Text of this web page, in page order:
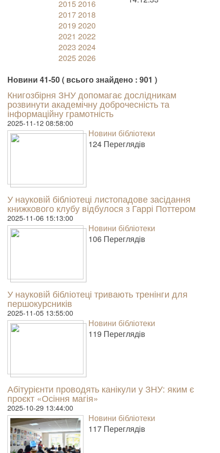
2015 2016
20172018
2019 2020
2021 2022
2023 2024
2025 2026
Новини 41-50 ( всього знайдено : 901 )
Книгозбірня ЗНУ допомагає дослідникам
розвинути академічну доброчесність та
інформаційну грамотність
2025-11-12 08:58:00
Новини бібліотеки
124 Пере­гля­дів
У науковій бібліотеці листопадове засідання
книжкового клубу відбулося з Гаррі Поттером
2025-11-06 15:13:00
Новини бібліотеки
106 Пере­гля­дів
У науковій бібліотеці тривають тренінги для
першокурсників
2025-11-05 13:55:00
Новини бібліотеки
119 Пере­гля­дів
Абітурієнти проводять канікули у ЗНУ: яким є
проєкт «Осіння магія»
2025-10-29 13:44:00
Новини бібліотеки
117 Пере­гля­дів